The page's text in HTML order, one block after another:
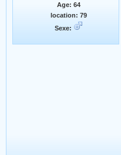
Age: 64
location: 79
Sexe: